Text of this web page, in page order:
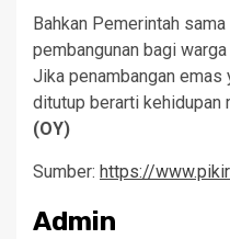
Bahkan Pemerintah
pembangunan bagi
Jika penambangan
ditutup berarti kehidupan
(OY)
Sumber: https://
Admin